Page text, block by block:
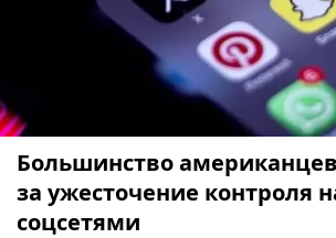
Большинство
за ужесточение контроля
соцсетями